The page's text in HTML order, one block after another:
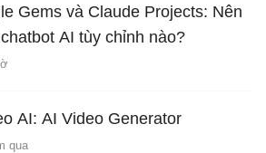
Gems và Claude Projects: Nên
AI tùy chỉnh nào?
AI: AI Video Generator
qua